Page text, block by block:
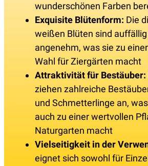
wunderschönen Farben
Exquisite Blütenform: Die
weißen Blüten sind
angenehm, was sie zu
Wahl für Ziergärten macht
Attraktivität für Bestäuber:
ziehen zahlreiche
und Schmetterlinge an,
auch zu einer wertvollen
Naturgarten macht
Vielseitigkeit in der
eignet sich sowohl für